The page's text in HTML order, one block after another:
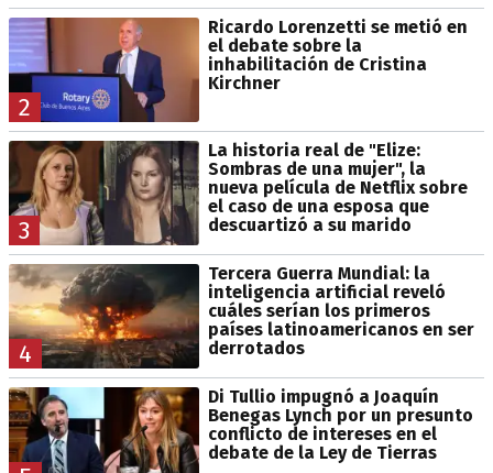
2
Ricardo Lorenzetti se metió en
el debate sobre la
inhabilitación de Cristina
Kirchner
3
La historia real de "Elize:
Sombras de una mujer", la
nueva película de Netflix sobre
el caso de una esposa que
descuartizó a su marido
4
Tercera Guerra Mundial: la
inteligencia artificial reveló
cuáles serían los primeros
países latinoamericanos en ser
derrotados
Di Tullio impugnó a Joaquín
Benegas Lynch por un presunto
conflicto de intereses en el
debate de la Ley de Tierras